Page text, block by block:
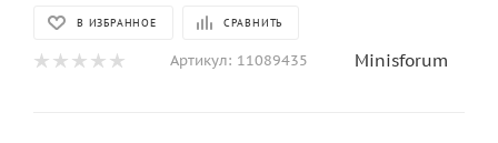
В ИЗБРАННОЕ СРАВНИТЬ
Артикул: 11089435 Minisforum